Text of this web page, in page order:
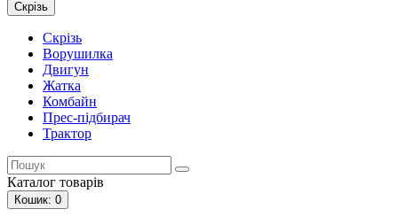
Скрізь
Скрізь
Ворушилка
Двигун
Жатка
Комбайн
Прес-підбирач
Трактор
Каталог товарів
Кошик: 0